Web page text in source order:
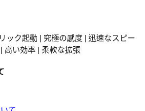
ック起動 | 究極の感度 | 迅速なスピー
高い効率 | 柔軟な拡張